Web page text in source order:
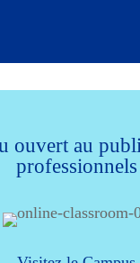
ouvert au
professionnels